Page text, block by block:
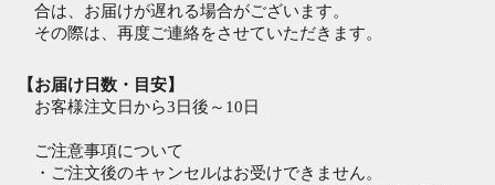
合は、お届けが遅れる場合がございます。
その際は、再度ご連絡をさせていただきます。
【お届け日数・目安】
お客様注文日から3日後～10日
ご注意事項について
・ご注文後のキャンセルはお受けできません。